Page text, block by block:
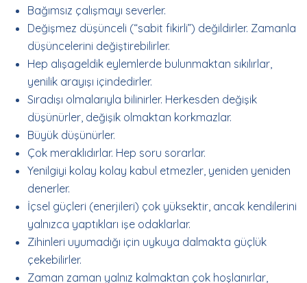
Bağımsız çalışmayı severler.
Değişmez düşünceli (“sabit fikirli”) değildirler. Zamanla
düşüncelerini değiştirebilirler.
Hep alışageldik eylemlerde bulunmaktan sıkılırlar,
yenilik arayışı içindedirler.
Sıradışı olmalarıyla bilinirler. Herkesden değişik
düşünürler, değişik olmaktan korkmazlar.
Büyük düşünürler.
Çok meraklıdırlar. Hep soru sorarlar.
Yenilgiyi kolay kolay kabul etmezler, yeniden yeniden
denerler.
İçsel güçleri (enerjileri) çok yüksektir, ancak kendilerini
yalnızca yaptıkları işe odaklarlar.
Zihinleri uyumadığı için uykuya dalmakta güçlük
çekebilirler.
Zaman zaman yalnız kalmaktan çok hoşlanırlar,